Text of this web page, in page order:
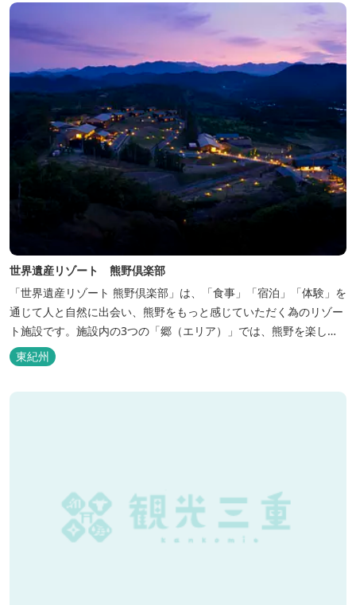
世界遺産リゾート 熊野倶楽部
「世界遺産リゾート 熊野倶楽部」は、「食事」「宿泊」「体験」を
通じて人と自然に出会い、熊野をもっと感じていただく為のリゾー
ト施設です。施設内の3つの「郷（エリア）」では、熊野を楽しむ
為の多彩なイベンを開催。施設内のいたるところに、熊野灘の青い
海や雄大な夕日の大パノラマ等、大自然を感じていただけるよう設
東紀州